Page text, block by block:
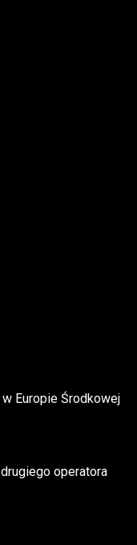
Europie Środkowej
operatora